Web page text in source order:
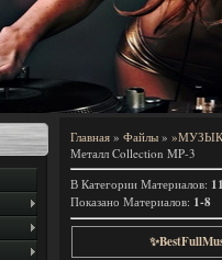
Главная » Файлы »
Металл Collection MP-3
В Категории Материалов:
Показано Материалов: 1-8